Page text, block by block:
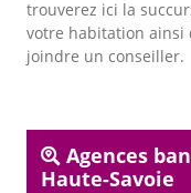
trouverez ici la
votre habitation ainsi
joindre un conseiller.
Agences
Haute-Savoie